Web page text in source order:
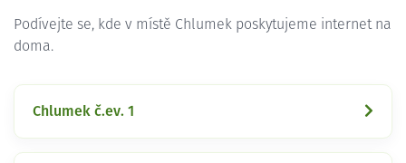
Podívejte se, kde v místě Chlumek poskytujeme internet na
doma.
Chlumek č.ev. 1